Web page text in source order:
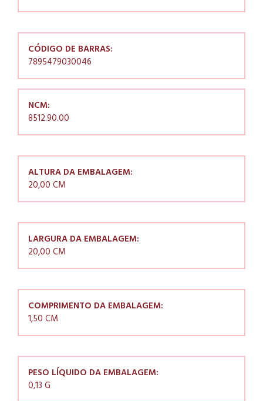
CÓDIGO DE BARRAS:
7895479030046
NCM:
8512.90.00
ALTURA DA EMBALAGEM:
20,00 CM
LARGURA DA EMBALAGEM:
20,00 CM
COMPRIMENTO DA EMBALAGEM:
1,50 CM
PESO LÍQUIDO DA EMBALAGEM:
0,13 G